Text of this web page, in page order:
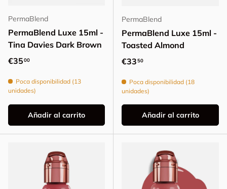
PermaBlend
PermaBlend Luxe 15ml -
Tina Davies Dark Brown
Precio normal
€3500
Poca disponibilidad (13
unidades)
Añadir al carrito
PermaBlend
PermaBlend Luxe 15ml -
Toasted Almond
Precio normal
€3350
Poca disponibilidad (18
unidades)
Añadir al carrito